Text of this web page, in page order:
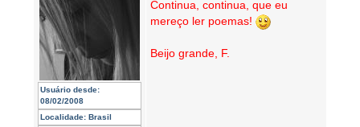
Usuário desde:
08/02/2008
Localidade: Brasil
Continua, continua, que eu
mereço ler poemas!
Beijo grande, F.